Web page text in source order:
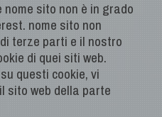
sito non è in grado
nome sito non
terze parti e il nostro
di quei siti web.
questi cookie, vi
sito web della parte